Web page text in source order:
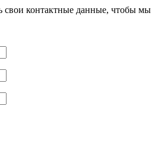
свои контактные данные, чтобы мы